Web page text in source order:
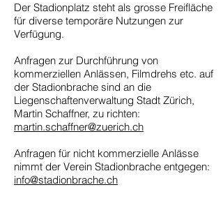
Der Stadionplatz steht als grosse Freifläche
für diverse temporäre Nutzungen zur
Verfügung.
Anfragen zur Durchführung von
kommerziellen Anlässen, Filmdrehs etc. auf
der Stadionbrache sind an die
Liegenschaftenverwaltung Stadt Zürich,
Martin Schaffner, zu richten:
martin.schaffner@zuerich.ch
Anfragen für nicht kommerzielle Anlässe
nimmt der Verein Stadionbrache entgegen:
info@stadionbrache.ch